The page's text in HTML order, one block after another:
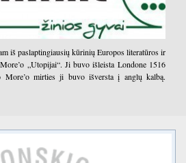
iš paslaptingiausių kūrinių Europos literatūros ir
„Utopijai“. Ji buvo išleista Londone 1516
More’o mirties ji buvo išversta į anglų kalbą.